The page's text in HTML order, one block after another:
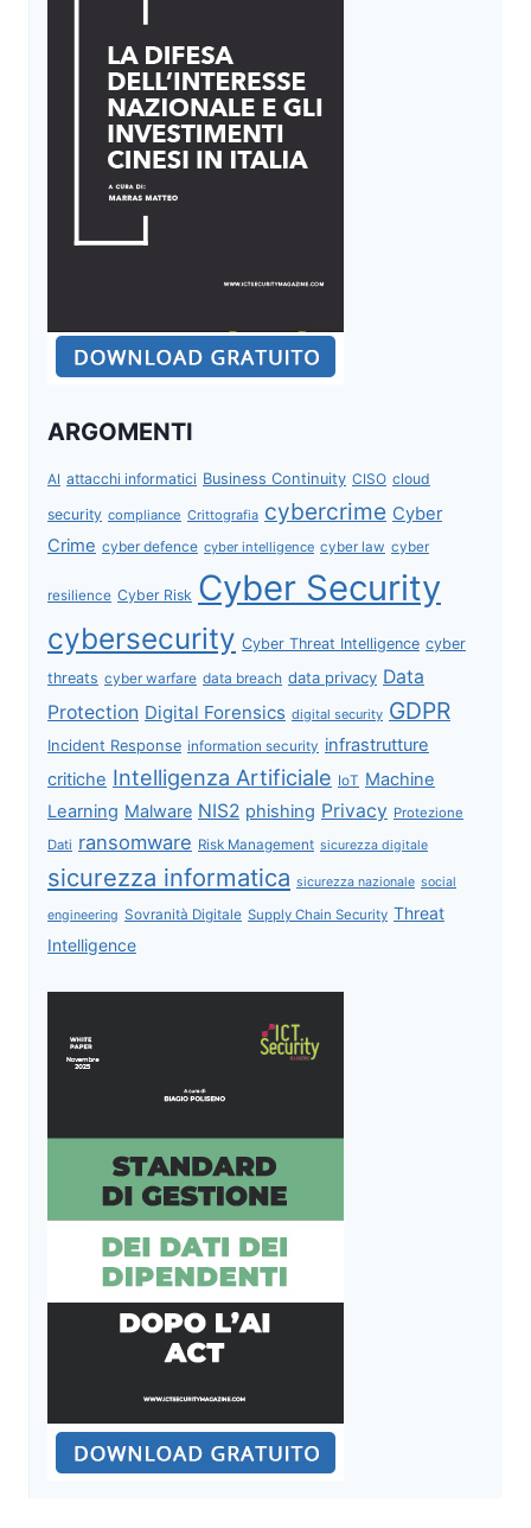
ARGOMENTI
AI attacchi informatici Business Continuity CISO cloud
security compliance Crittografia cybercrime Cyber
Crime cyber defence cyber intelligence cyber law cyber
resilience Cyber Risk Cyber Security
cybersecurity Cyber Threat Intelligence cyber
threats cyber warfare data breach data privacy Data
Protection Digital Forensics digital security GDPR
Incident Response information security infrastrutture
critiche Intelligenza Artificiale IoT Machine
Learning Malware NIS2 phishing Privacy Protezione
Dati ransomware Risk Management sicurezza digitale
sicurezza informatica sicurezza nazionale social
engineering Sovranità Digitale Supply Chain Security Threat
Intelligence